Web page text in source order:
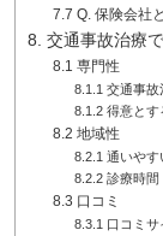
7.7 Q. 保険会社
8. 交通事故治療
8.1 専門性
8.1.1 交通事
8.1.2 得意と
8.2 地域性
8.2.1 通いやす
8.2.2 診療時間
8.3 口コミ
8.3.1 口コミサ